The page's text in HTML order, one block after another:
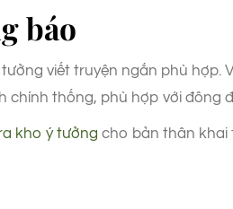
báo
viết truyện ngắn phù hợp.
chính thống, phù hợp với đông
kho ý tưởng cho bản thân khai